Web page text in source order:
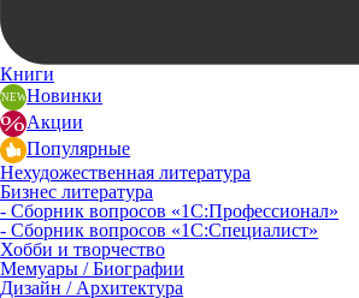
Книги
Новинки
Акции
Популярные
Нехудожественная литература
Бизнес литература
- Сборник вопросов «1С:Профессионал»
- Сборник вопросов «1С:Специалист»
Хобби и творчество
Мемуары / Биографии
Дизайн / Архитектура